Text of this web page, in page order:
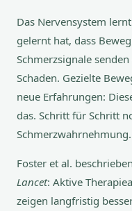
Das Nervensystem
gelernt hat, dass
Schmerzsignale
Schaden. Gezielte
neue Erfahrungen:
das. Schritt für Schritt
Schmerzwahrnehmung.
Foster et al.
Lancet: Aktive
zeigen langfristig